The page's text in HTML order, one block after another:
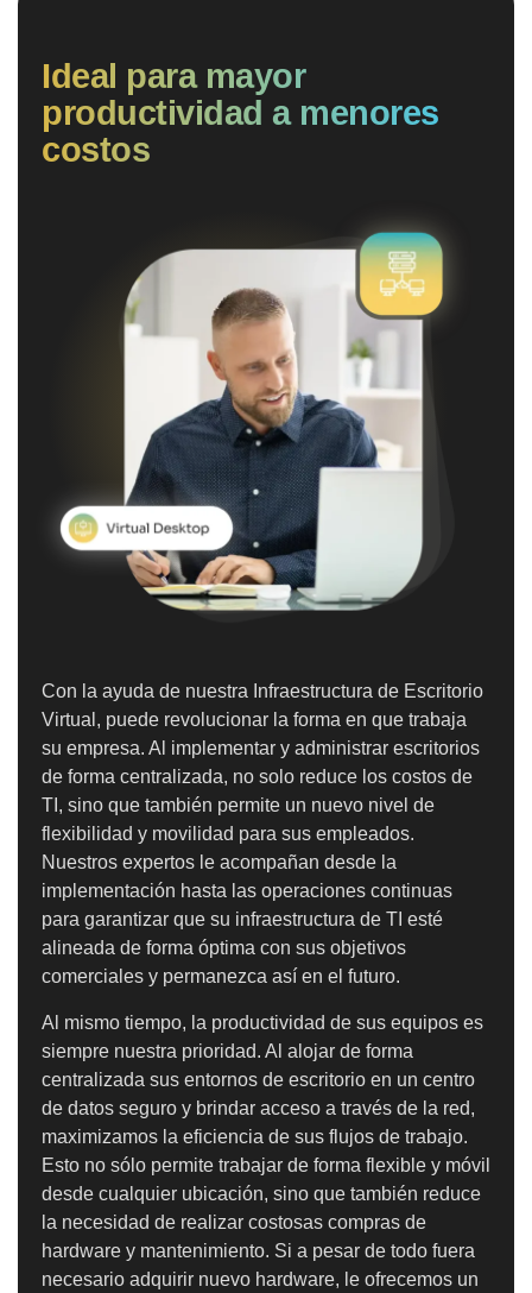
Ideal para mayor
productividad a menores
costos
Con la ayuda de nuestra Infraestructura de Escritorio
Virtual, puede revolucionar la forma en que trabaja
su empresa. Al implementar y administrar escritorios
de forma centralizada, no solo reduce los costos de
TI, sino que también permite un nuevo nivel de
flexibilidad y movilidad para sus empleados.
Nuestros expertos le acompañan desde la
implementación hasta las operaciones continuas
para garantizar que su infraestructura de TI esté
alineada de forma óptima con sus objetivos
comerciales y permanezca así en el futuro.
Al mismo tiempo, la productividad de sus equipos es
siempre nuestra prioridad. Al alojar de forma
centralizada sus entornos de escritorio en un centro
de datos seguro y brindar acceso a través de la red,
maximizamos la eficiencia de sus flujos de trabajo.
Esto no sólo permite trabajar de forma flexible y móvil
desde cualquier ubicación, sino que también reduce
la necesidad de realizar costosas compras de
hardware y mantenimiento. Si a pesar de todo fuera
necesario adquirir nuevo hardware, le ofrecemos un